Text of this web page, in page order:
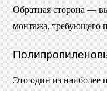
Обратная сторона —
монтажа, требующего
Это один из наиболее